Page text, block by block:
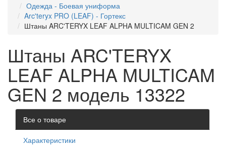
Одежда - Боевая униформа
Arc'teryx PRO (LEAF) - Гортекс
Штаны ARC'TERYX LEAF ALPHA MULTICAM GEN 2
Штаны ARC'TERYX
LEAF ALPHA MULTICAM
GEN 2 модель 13322
Все о товаре
Характеристики